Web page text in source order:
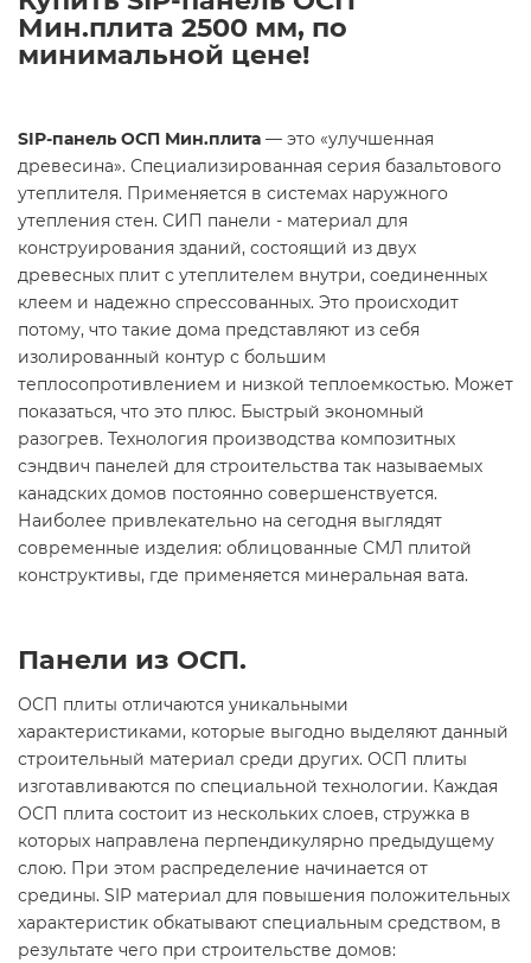
Мин.плита 2500 мм, по
минимальной цене!
SIP-панель ОСП Мин.плита — это «улучшенная
древесина». Специализированная серия базальтового
утеплителя. Применяется в системах наружного
утепления стен. СИП панели - материал для
конструирования зданий, состоящий из двух
древесных плит с утеплителем внутри, соединенных
клеем и надежно спрессованных. Это происходит
потому, что такие дома представляют из себя
изолированный контур с большим
теплосопротивлением и низкой теплоемкостью. Может
показаться, что это плюс. Быстрый экономный
разогрев. Технология производства композитных
сэндвич панелей для строительства так называемых
канадских домов постоянно совершенствуется.
Наиболее привлекательно на сегодня выглядят
современные изделия: облицованные СМЛ плитой
конструктивы, где применяется минеральная вата.
Панели из OCП.
ОСП плиты отличаются уникальными
характеристиками, которые выгодно выделяют данный
строительный материал среди других. ОСП плиты
изготавливаются по специальной технологии. Каждая
OСП плита состоит из нескольких слоев, стружка в
которых направлена перпендикулярно предыдущему
слою. При этом распределение начинается от
средины. SIP материал для повышения положительных
характеристик обкатывают специальным средством, в
результате чего при строительстве домов: